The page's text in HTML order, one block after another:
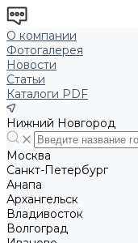
О компании
Фотогалерея
Новости
Статьи
Каталоги PDF
Нижний Новгород
Москва
Санкт-Петербург
Анапа
Архангельск
Владивосток
Волгоград